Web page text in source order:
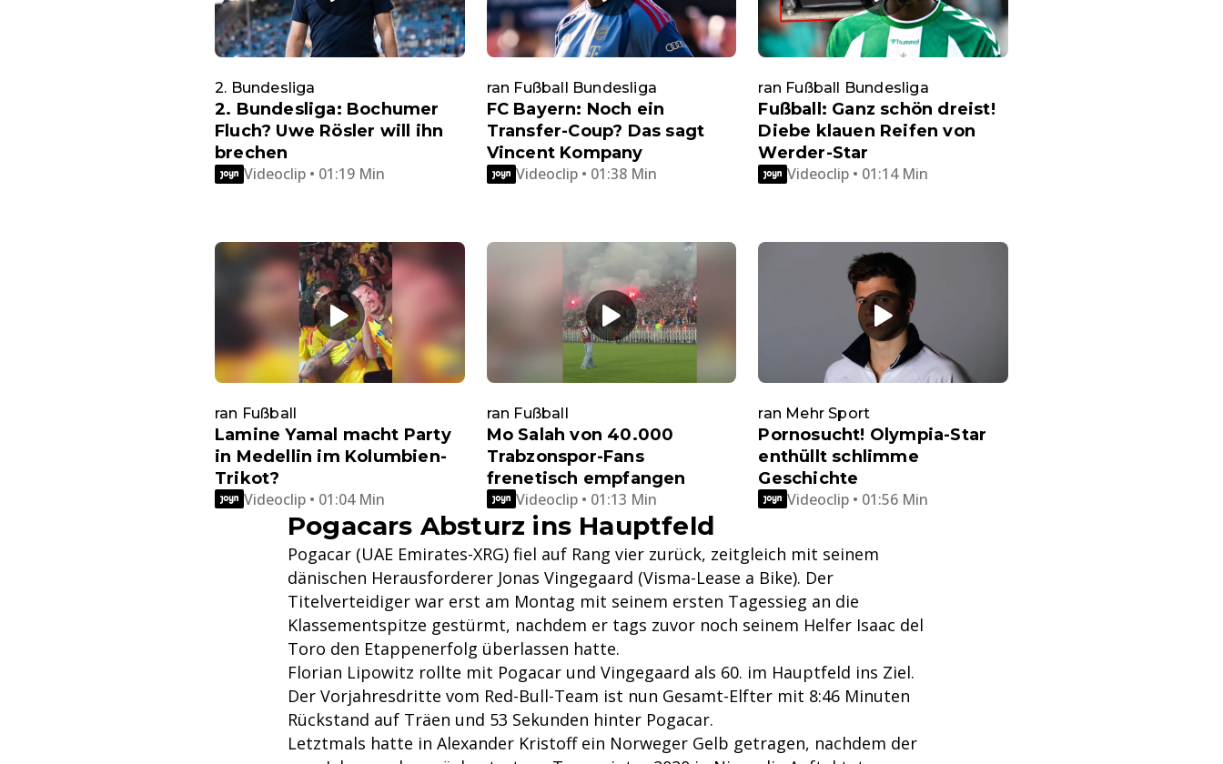
2. Bundesliga
2. Bundesliga: Bochumer
Fluch? Uwe Rösler will ihn
brechen
Videoclip • 01:19 Min
ran Fußball Bundesliga
FC Bayern: Noch ein
Transfer-Coup? Das sagt
Vincent Kompany
Videoclip • 01:38 Min
ran Fußball Bundesliga
Fußball: Ganz schön dreist!
Diebe klauen Reifen von
Werder-Star
Videoclip • 01:14 Min
ran Fußball
Lamine Yamal macht Party
in Medellin im Kolumbien-
Trikot?
Videoclip • 01:04 Min
ran Fußball
Mo Salah von 40.000
Trabzonspor-Fans
frenetisch empfangen
Videoclip • 01:13 Min
ran Mehr Sport
Pornosucht! Olympia-Star
enthüllt schlimme
Geschichte
Videoclip • 01:56 Min
Pogacars Absturz ins Hauptfeld
Pogacar (UAE Emirates-XRG) fiel auf Rang vier zurück, zeitgleich mit seinem
dänischen Herausforderer Jonas Vingegaard (Visma-Lease a Bike). Der
Titelverteidiger war erst am Montag mit seinem ersten Tagessieg an die
Klassementspitze gestürmt, nachdem er tags zuvor noch seinem Helfer Isaac del
Toro den Etappenerfolg überlassen hatte.
Florian Lipowitz rollte mit Pogacar und Vingegaard als 60. im Hauptfeld ins Ziel.
Der Vorjahresdritte vom Red-Bull-Team ist nun Gesamt-Elfter mit 8:46 Minuten
Rückstand auf Träen und 53 Sekunden hinter Pogacar.
Letztmals hatte in Alexander Kristoff ein Norweger Gelb getragen, nachdem der